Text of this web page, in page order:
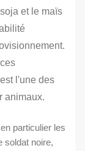
et le maïs
l'une des
animaux.
particulier les
soldat noire,